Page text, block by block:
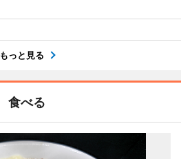
もっと見る
食べる